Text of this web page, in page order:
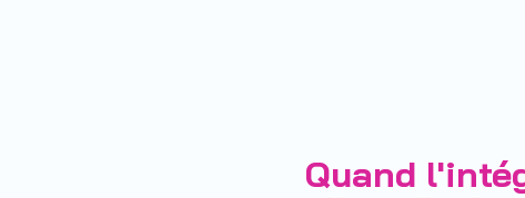
Quand